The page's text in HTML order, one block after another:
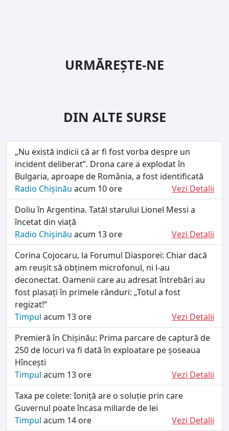
URMĂREȘTE-NE
DIN ALTE SURSE
„Nu există indicii că ar fi fost vorba despre un
incident deliberat”. Drona care a explodat în
Bulgaria, aproape de România, a fost identificată
Radio Chișinău acum 10 ore
Vezi Detalii
Doliu în Argentina. Tatăl starului Lionel Messi a
încetat din viață
Radio Chișinău acum 13 ore
Vezi Detalii
Corina Cojocaru, la Forumul Diasporei: Chiar dacă
am reușit să obținem microfonul, ni l-au
deconectat. Oamenii care au adresat întrebări au
fost plasați în primele rânduri: „Totul a fost
regizat!”
Timpul acum 13 ore
Vezi Detalii
Premieră în Chișinău: Prima parcare de captură de
250 de locuri va fi dată în exploatare pe șoseaua
Hîncești
Timpul acum 13 ore
Vezi Detalii
Taxa pe colete: Ioniță are o soluție prin care
Guvernul poate încasa miliarde de lei
Timpul acum 14 ore
Vezi Detalii